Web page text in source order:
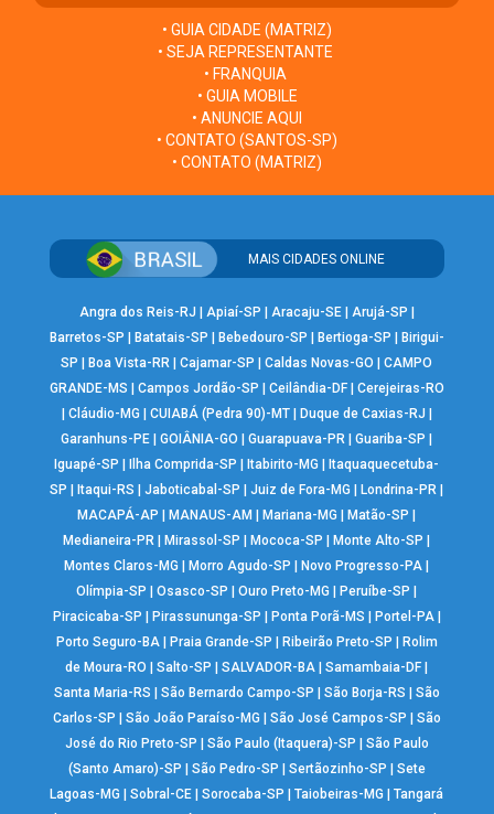
• GUIA CIDADE (MATRIZ)
• SEJA REPRESENTANTE
• FRANQUIA
• GUIA MOBILE
• ANUNCIE AQUI
• CONTATO (SANTOS-SP)
• CONTATO (MATRIZ)
MAIS CIDADES ONLINE
Angra dos Reis-RJ | Apiaí-SP | Aracaju-SE| Arujá-SP |
Barretos-SP | Batatais-SP | Bebedouro-SP | Bertioga-SP | Birigui-
SP |Boa Vista-RR |Cajamar-SP |Caldas Novas-GO |CAMPO
GRANDE-MS | Campos Jordão-SP | Ceilândia-DF| Cerejeiras-RO
| Cláudio-MG | CUIABÁ (Pedra 90)-MT| Duque de Caxias-RJ |
Garanhuns-PE |GOIÂNIA-GO |Guarapuava-PR |Guariba-SP |
Iguapé-SP |Ilha Comprida-SP |Itabirito-MG |Itaquaquecetuba-
SP |Itaqui-RS |Jaboticabal-SP |Juiz de Fora-MG |Londrina-PR |
MACAPÁ-AP |MANAUS-AM |Mariana-MG |Matão-SP |
Medianeira-PR |Mirassol-SP |Mococa-SP |Monte Alto-SP |
Montes Claros-MG |Morro Agudo-SP |Novo Progresso-PA |
Olímpia-SP |Osasco-SP |Ouro Preto-MG |Peruíbe-SP |
Piracicaba-SP | Pirassununga-SP | Ponta Porã-MS | Portel-PA|
Porto Seguro-BA| Praia Grande-SP | Ribeirão Preto-SP | Rolim
de Moura-RO |Salto-SP |SALVADOR-BA |Samambaia-DF |
Santa Maria-RS | São Bernardo Campo-SP | São Borja-RS | São
Carlos-SP | São João Paraíso-MG | São José Campos-SP | São
José do Rio Preto-SP | São Paulo (Itaquera)-SP | São Paulo
(Santo Amaro)-SP | São Pedro-SP | Sertãozinho-SP | Sete
Lagoas-MG |Sobral-CE |Sorocaba-SP |Taiobeiras-MG |Tangará